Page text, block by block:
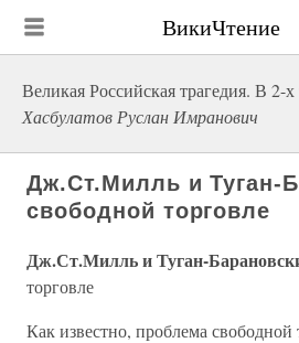
ВикиЧтение
Великая Российская трагедия. В 2-х
Хасбулатов Руслан Имранович
Дж.Ст.Милль и Туган-
свободной торговле
Дж.Ст.Милль и Туган-
торговле
Как известно, проблема свободной